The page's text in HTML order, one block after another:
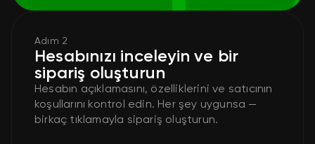
Adım 2
Hesabınızı inceleyin ve bir
sipariş oluşturun
Hesabın açıklamasını, özelliklerini ve satıcının
koşullarını kontrol edin. Her şey uygunsa —
birkaç tıklamayla sipariş oluşturun.